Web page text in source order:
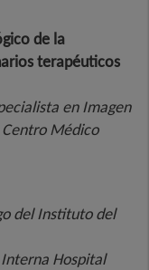
de la
terapéuticos
en Imagen
Médico
del Instituto del
Hospital